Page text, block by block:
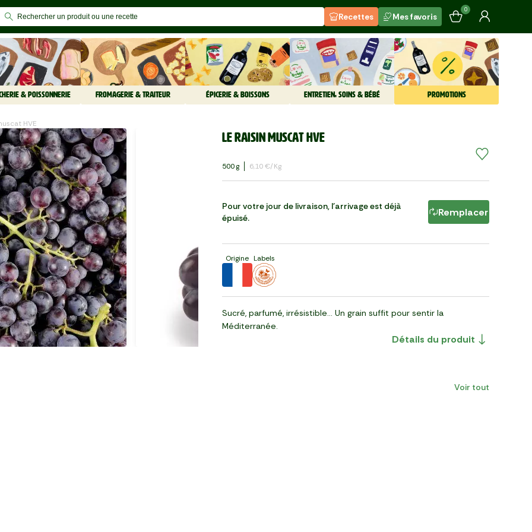
Recettes Mes favoris
0
& POISSONNERIE FROMAGERIE & TRAITEUR ÉPICERIE & BOISSONS ENTRETIEN, SOINS & BÉBÉ PROMOTIONS
HVE
Le Raisin muscat HVE
500 G 6,10 €/kg
Pour votre jour de livraison, l'arrivage est déjà
épuisé.
Remplacer
Origine Labels
Sucré, parfumé, irrésistible… Un grain suffit pour sentir la
Méditerranée.
Détails du produit
Voir tout